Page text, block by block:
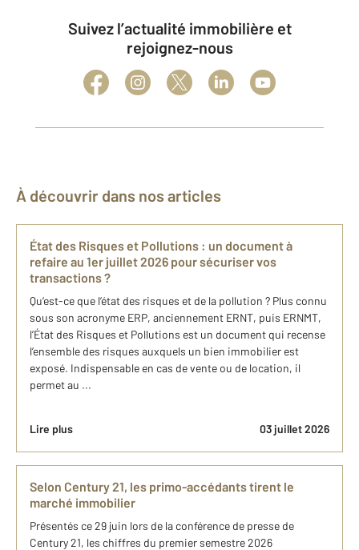
Suivez l’actualité immobilière et
rejoignez-nous
À découvrir dans nos articles
État des Risques et Pollutions : un document à
refaire au 1er juillet 2026 pour sécuriser vos
transactions ?
Qu’est-ce que l’état des risques et de la pollution ? Plus connu
sous son acronyme ERP, anciennement ERNT, puis ERNMT,
l’État des Risques et Pollutions est un document qui recense
l’ensemble des risques auxquels un bien immobilier est
exposé. Indispensable en cas de vente ou de location, il
permet au ...
Lire plus 03 juillet 2026
Selon Century 21, les primo-accédants tirent le
marché immobilier
Présentés ce 29 juin lors de la conférence de presse de
Century 21, les chiffres du premier semestre 2026